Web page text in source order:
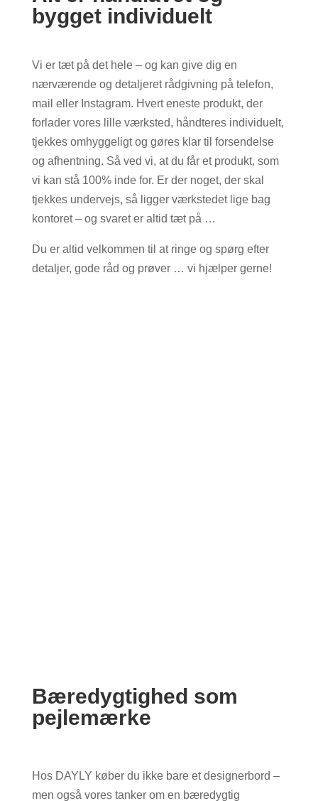
bygget individuelt
Vi er tæt på det hele – og kan give dig en
nærværende og detaljeret rådgivning på telefon,
mail eller Instagram. Hvert eneste produkt, der
forlader vores lille værksted, håndteres individuelt,
tjekkes omhyggeligt og gøres klar til forsendelse
og afhentning. Så ved vi, at du får et produkt, som
vi kan stå 100% inde for. Er der noget, der skal
tjekkes undervejs, så ligger værkstedet lige bag
kontoret – og svaret er altid tæt på …
Du er altid velkommen til at ringe og spørg efter
detaljer, gode råd og prøver … vi hjælper gerne!
Bæredygtighed som
pejlemærke
Hos DAYLY køber du ikke bare et designerbord –
men også vores tanker om en bæredygtig